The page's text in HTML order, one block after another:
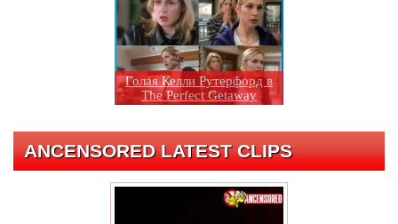
Голая Келли Рутерфорд в
The Perfect Getaway
ANCENSORED LATEST CLIPS